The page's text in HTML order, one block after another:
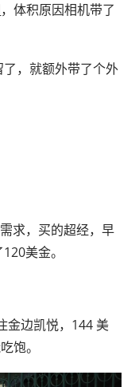
，体积原因相机带了
，就额外带了个外
求，买的超经，早
美金。
金边凯悦，144 美
饱。